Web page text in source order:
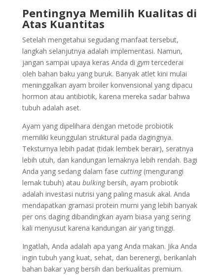
Pentingnya Memilih Kualitas di
Atas Kuantitas
Setelah mengetahui segudang manfaat tersebut,
langkah selanjutnya adalah implementasi. Namun,
jangan sampai upaya keras Anda di gymtercederai
oleh bahan baku yang buruk. Banyak atlet kini mulai
meninggalkan ayam broiler konvensional yang dipacu
hormon atau antibiotik, karena mereka sadar bahwa
tubuh adalah aset.
Ayam yang dipelihara dengan metode probiotik
memiliki keunggulan struktural pada dagingnya.
Teksturnya lebih padat (tidak lembek berair), seratnya
lebih utuh, dan kandungan lemaknya lebih rendah. Bagi
Anda yang sedang dalam fase cutting(mengurangi
lemak tubuh) atau bulkingbersih, ayam probiotik
adalah investasi nutrisi yang paling masuk akal. Anda
mendapatkan gramasi protein murni yang lebih banyak
per ons daging dibandingkan ayam biasa yang sering
kali menyusut karena kandungan air yang tinggi.
Ingatlah, Anda adalah apa yang Anda makan. Jika Anda
ingin tubuh yang kuat, sehat, dan berenergi, berikanlah
bahan bakar yang bersih dan berkualitas premium.